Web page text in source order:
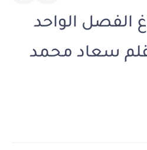
الفصل الواحد
41 بقلم سعاد محمد